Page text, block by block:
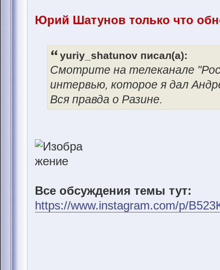
Юрий Шатунов только что
yuriy_shatunov писал(а):
Смотрите на телеканале
интервью, которое я дал
Вся правда о Разине.
Все обсуждения темы тут:
https://www.instagram.com/p/